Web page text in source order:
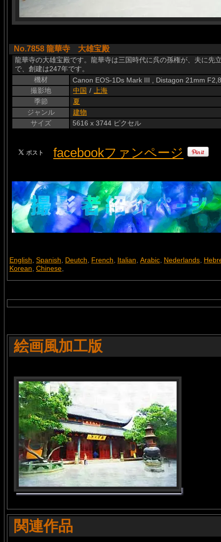
No.7858 龍華寺 大雄宝殿
龍華寺の大雄宝殿です。龍華寺は三国時代に呉の孫権が、夫に先
で、創建は247年です。
機材
Canon EOS-1Ds Mark III , Distagon 21mm F2,8
撮影地
中国 /
上海
季節
夏
ジャンル
建物
サイズ
5616 x 3744 ピクセル
facebookファンページ
English, Spanish, Deutch, French, Italian, Arabic, Nederlands,
Korean, Chinese,
絵画風加工版
関連作品